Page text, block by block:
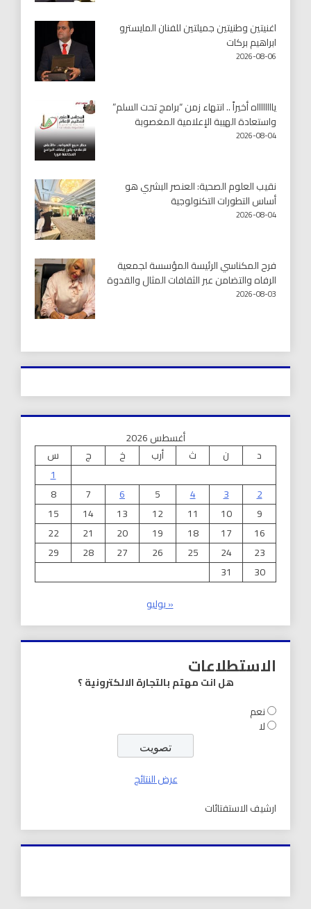
اغنيتين وطنيتين جميلتين للفنان المايسترو
ابراهيم بركات
2026-08-06
يااااااااه أخيراً .. انتهاء زمن “برامج تحت السلم”
واستعادة الهيبة الإعلامية المغصوبة
2026-08-04
نقيب العلوم الصحية: العنصر البشري هو
أساس التطورات التكنولوجية
2026-08-04
فرح المكناسي الرئيسة المؤسسة لجمعية
الرفاه والتضامن عبر الثقافات المثال والقدوة
2026-08-03
أغسطس 2026
د
ن ث أرب خ ج
س
1
2
3
4
5
6
7
8
9
10
11
12
13
14
15
16
17
18
19
20
21
22
23
24
25
26
27
28
29
30
31
« يوليو
الاستطلاعات
هل انت مهتم بالتجارة الالكترونية ؟
نعم
لا
عرض النتائج
ارشيف الاستفتائات